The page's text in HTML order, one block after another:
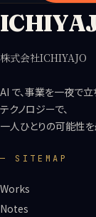
株式会社ICHIYAJO
AI で、事業を一夜で立
テクノロジーで、
一人ひとりの可能性
— SITEMAP
Works
Notes